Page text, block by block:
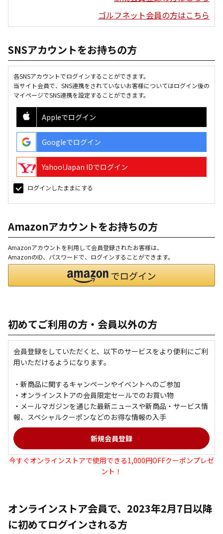
ゴルフネット会員の方はこちら
SNSアカウントをお持ちの方
各SNSアカウントでログインすることができます。
当サイト会員で、SNS連携をされていないお客様についてはログイン後の
マイページでSNS連携を設定することができます。
Appleでログイン
Googleでログイン
Yahoo!Japan IDでログイン
ログインしたままにする
Amazonアカウントをお持ちの方
Amazonアカウントを利用して会員登録されたお客様は、
AmazonのID、パスワードで、ログインすることができます。
初めてご利用の方・会員以外の方
会員登録をしていただくと、以下のサービスをより便利にご利
用いただけるようになります。
・新商品に関するキャンペーンやイベントへのご参加
・オンラインストアの会員限定セールでのお買い物
・メールマガジンを通じた最新ニュースや新商品・サービス情
報、スペシャルクーポンなどのお得な情報の入手
今すぐオンラインストアで使用できる1,000円OFFクーポンプレゼ
ント！
オンラインストア会員で、2023年2月7日以降
に初めてログインされる方